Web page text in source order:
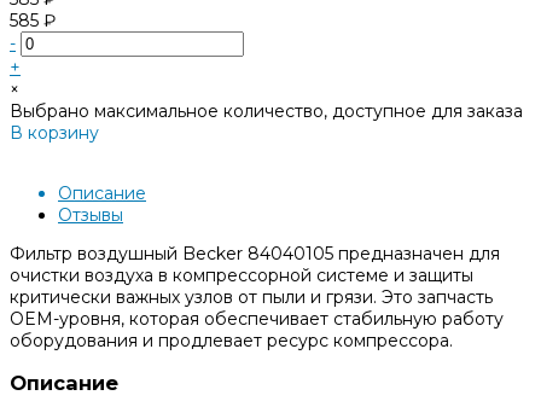
585 ₽
-
+
×
Выбрано максимальное количество, доступное для заказа
В корзину
Описание
Отзывы
Фильтр воздушный Becker 84040105 предназначен для
очистки воздуха в компрессорной системе и защиты
критически важных узлов от пыли и грязи. Это запчасть
OEM-уровня, которая обеспечивает стабильную работу
оборудования и продлевает ресурс компрессора.
Описание